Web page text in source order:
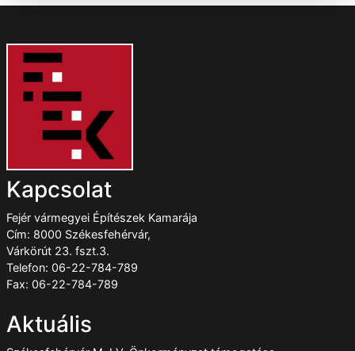
Kapcsolat
Fejér vármegyei Építészek Kamarája
Cím: 8000 Székesfehérvár,
Várkörút 23. fszt.3.
Telefon: 06-22-784-789
Fax: 06-22-784-789
Aktuális